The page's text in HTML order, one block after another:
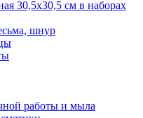
30,5х30,5 см в наборах
шнур
работы и мыла